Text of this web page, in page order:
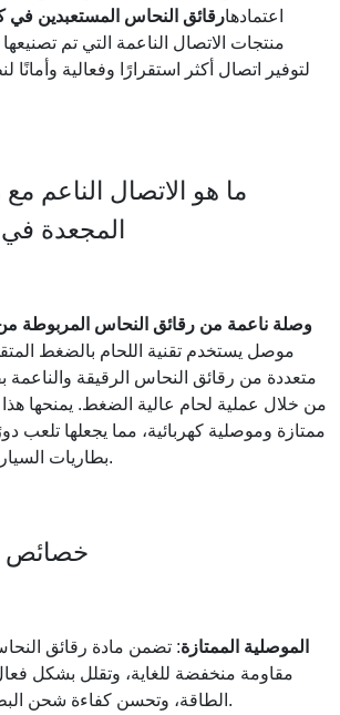
اعتمادهارقائق النحاس المستعبدين في
منتجات الاتصال الناعمة التي تم
لتوفير اتصال أكثر استقرارًا وفعالية وأمانًا
ما هو الاتصال الناعم
المجعدة
وصلة ناعمة من رقائق النحاس المربوطة من
موصل يستخدم تقنية اللحام بالضغط
متعددة من رقائق النحاس الرقيقة والناعمة
من خلال عملية لحام عالية الضغط. يمنحها هذا
ممتازة وموصلية كهربائية، مما يجعلها تلعب
بطاريات السيارات وحزم البطاريات.
خصائص
الموصلية الممتازة: تضمن مادة رقائق
مقاومة منخفضة للغاية، وتقلل بشكل
الطاقة، وتحسن كفاءة شحن البطارية وتفريغها.